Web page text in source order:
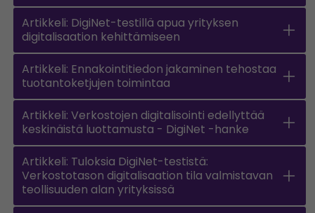
Artikkeli: DigiNet-testillä apua yrityksen
digitalisaation kehittämiseen
Artikkeli: Ennakointitiedon jakaminen tehostaa
tuotantoketjujen toimintaa
Artikkeli: Verkostojen digitalisointi edellyttää
keskinäistä luottamusta - DigiNet -hanke
Artikkeli: Tuloksia DigiNet-testistä:
Verkostotason digitalisaation tila valmistavan
teollisuuden alan yrityksissä